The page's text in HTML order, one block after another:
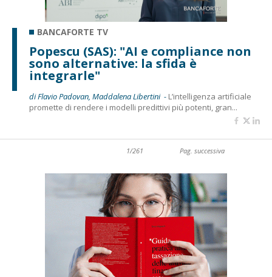
BANCAFORTE TV
Popescu (SAS): "AI e compliance non
sono alternative: la sfida è
integrarle"
di Flavio Padovan, Maddalena Libertini - L’intelligenza artificiale
promette di rendere i modelli predittivi più potenti, gran...
1/261 Pag. successiva